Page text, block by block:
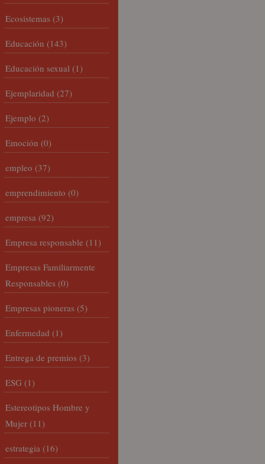
Ecosistemas (3)
Educación (143)
Educación sexual (1)
Ejemplaridad (27)
Ejemplo (2)
Emoción (0)
empleo (37)
emprendimiento (0)
empresa (92)
Empresa responsable (11)
Empresas Familiarmente
Responsables (0)
Empresas pioneras (5)
Enfermedad (1)
Entrega de premios (3)
ESG (1)
Estereotipos Hombre y
Mujer (11)
estrategia (16)